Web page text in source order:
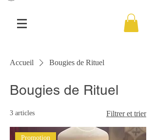
Accueil Bougies de Rituel
Bougies de Rituel
3 articles Filtrer et trier
Promotion